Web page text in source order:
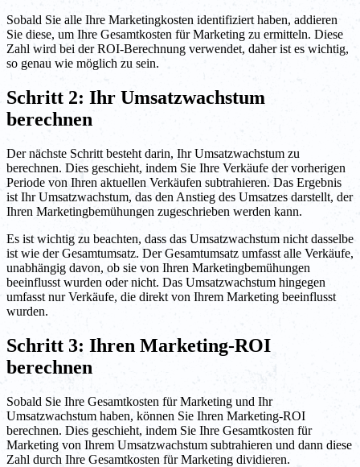
Sobald Sie alle Ihre Marketingkosten identifiziert haben, addieren
Sie diese, um Ihre Gesamtkosten für Marketing zu ermitteln. Diese
Zahl wird bei der ROI-Berechnung verwendet, daher ist es wichtig,
so genau wie möglich zu sein.
Schritt 2: Ihr Umsatzwachstum
berechnen
Der nächste Schritt besteht darin, Ihr Umsatzwachstum zu
berechnen. Dies geschieht, indem Sie Ihre Verkäufe der vorherigen
Periode von Ihren aktuellen Verkäufen subtrahieren. Das Ergebnis
ist Ihr Umsatzwachstum, das den Anstieg des Umsatzes darstellt, der
Ihren Marketingbemühungen zugeschrieben werden kann.
Es ist wichtig zu beachten, dass das Umsatzwachstum nicht dasselbe
ist wie der Gesamtumsatz. Der Gesamtumsatz umfasst alle Verkäufe,
unabhängig davon, ob sie von Ihren Marketingbemühungen
beeinflusst wurden oder nicht. Das Umsatzwachstum hingegen
umfasst nur Verkäufe, die direkt von Ihrem Marketing beeinflusst
wurden.
Schritt 3: Ihren Marketing-ROI
berechnen
Sobald Sie Ihre Gesamtkosten für Marketing und Ihr
Umsatzwachstum haben, können Sie Ihren Marketing-ROI
berechnen. Dies geschieht, indem Sie Ihre Gesamtkosten für
Marketing von Ihrem Umsatzwachstum subtrahieren und dann diese
Zahl durch Ihre Gesamtkosten für Marketing dividieren.